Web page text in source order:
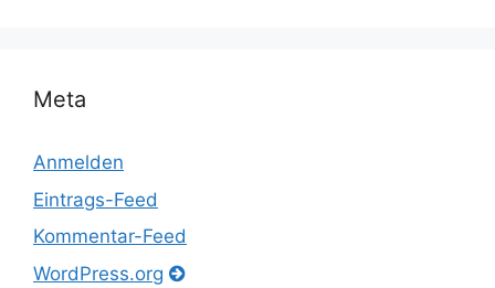
Meta
Anmelden
Eintrags-Feed
Kommentar-Feed
WordPress.org